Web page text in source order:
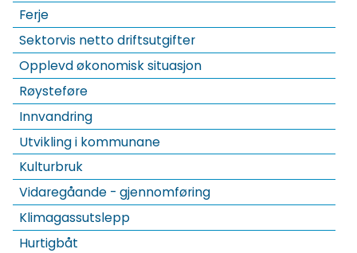
Ferje
Sektorvis netto driftsutgifter
Opplevd økonomisk situasjon
Røysteføre
Innvandring
Utvikling i kommunane
Kulturbruk
Vidaregåande - gjennomføring
Klimagassutslepp
Hurtigbåt